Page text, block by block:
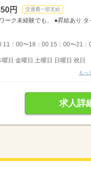
円 交通費一部支給
ーク未経験でも、 ●昇給あり タ
：00〜18：00 15：00〜21：
日 金曜日 土曜日 日曜日 祝日
もっ
求人詳